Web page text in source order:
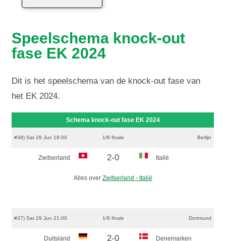
Speelschema knock-out
fase EK 2024
Dit is het speelschema van de knock-out fase van
het EK 2024.
Schema knock-out fase EK 2024
#38) Sat 29 Jun 18:00 1/8 finale Berlijn
Zwitserland 2-0 Italië
Alles over Zwitserland - Italië
#37) Sat 29 Jun 21:00 1/8 finale Dortmund
Duitsland 2-0 Denemarken